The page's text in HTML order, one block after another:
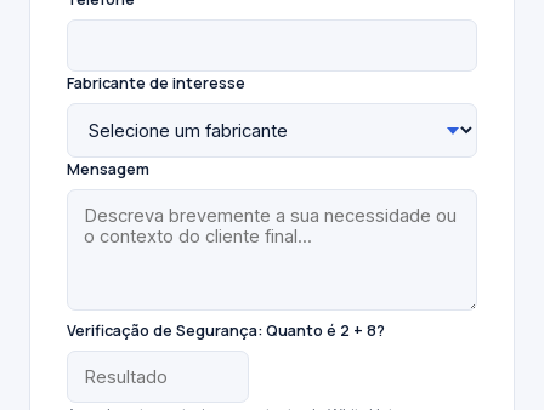
Fabricante de interesse
Mensagem
Verificação de Segurança:Quanto é 2 + 8?